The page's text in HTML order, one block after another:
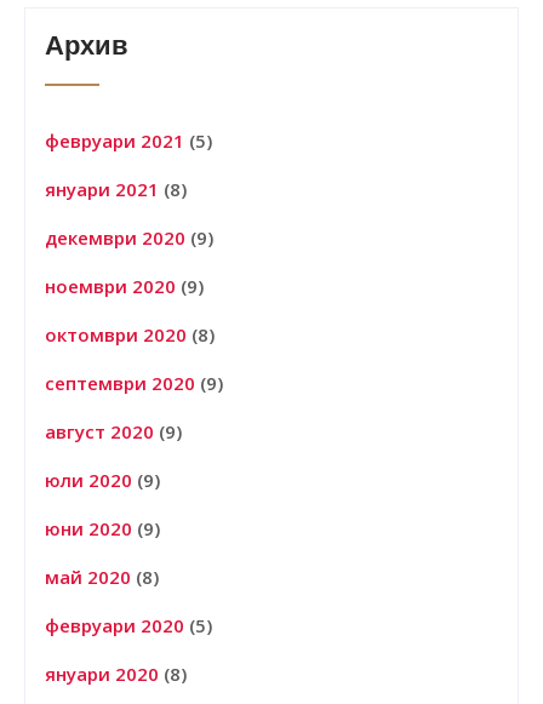
Архив
февруари 2021 (5)
януари 2021 (8)
декември 2020 (9)
ноември 2020 (9)
октомври 2020 (8)
септември 2020 (9)
август 2020 (9)
юли 2020 (9)
юни 2020 (9)
май 2020 (8)
февруари 2020 (5)
януари 2020 (8)